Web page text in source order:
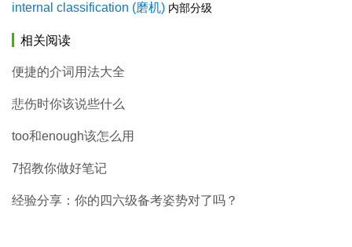
internal classification (磨机) 内部分级
相关阅读
便捷的介词用法大全
悲伤时你该说些什么
too和enough该怎么用
7招教你做好笔记
经验分享：你的四六级备考姿势对了吗？